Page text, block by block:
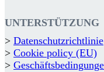
UNTERSTÜTZUNG
> Datenschutzrichtlinie
> Cookie policy (EU)
>